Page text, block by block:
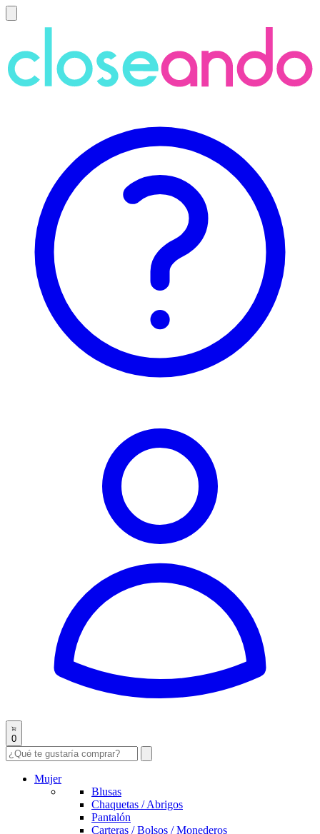
0
Mujer
Blusas
Chaquetas / Abrigos
Pantalón
Carteras / Bolsos / Monederos